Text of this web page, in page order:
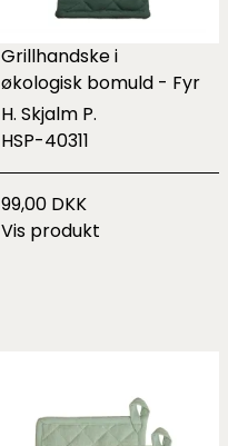
Grillhandske i
økologisk bomuld - Fyr
H. Skjalm P.
HSP-40311
99,00 DKK
Vis produkt